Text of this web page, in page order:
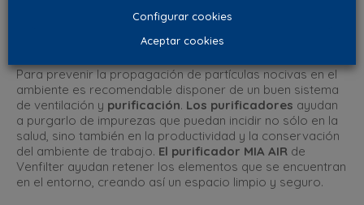
Para prevenir la propagación de partículas nocivas en el
ambiente es recomendable disponer de un buen sistema
de ventilación y purificación. Los purificadores ayudan
a purgarlo de impurezas que puedan incidir no sólo en la
salud, sino también en la productividad y la conservación
del ambiente de trabajo. El purificador MIA AIR de
Venfilter ayudan retener los elementos que se encuentran
en el entorno, creando así un espacio limpio y seguro.
Configurar cookies
Aceptar cookies